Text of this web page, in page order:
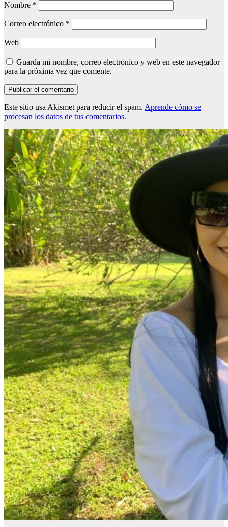
Nombre *
Correo electrónico *
Web
Guarda mi nombre, correo electrónico y web en este navegador
para la próxima vez que comente.
Este sitio usa Akismet para reducir el spam. Aprende cómo se
procesan los datos de tus comentarios.